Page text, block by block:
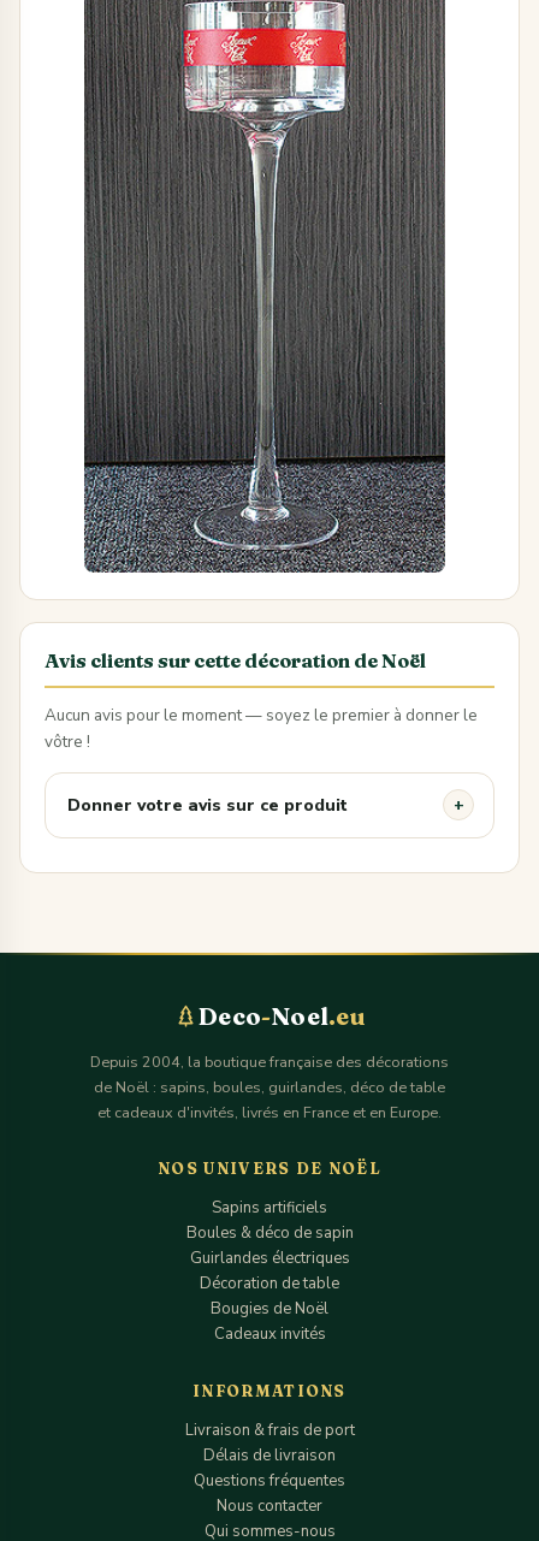
Avis clients sur cette décoration de Noël
Aucun avis pour le moment — soyez le premier à donner le
vôtre !
Donner votre avis sur ce produit
Deco-Noel.eu
Depuis 2004, la boutique française des décorations
de Noël : sapins, boules, guirlandes, déco de table
et cadeaux d'invités, livrés en France et en Europe.
NOS UNIVERS DE NOËL
Sapins artificiels
Boules & déco de sapin
Guirlandes électriques
Décoration de table
Bougies de Noël
Cadeaux invités
INFORMATIONS
Livraison & frais de port
Délais de livraison
Questions fréquentes
Nous contacter
Qui sommes-nous